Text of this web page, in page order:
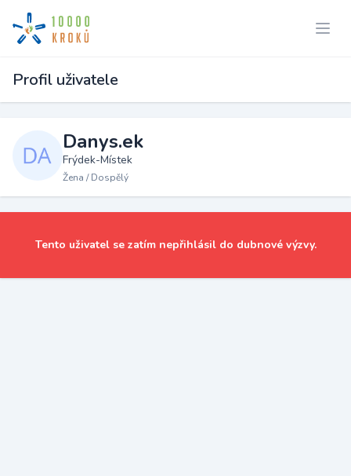
Profil uživatele
Danys.ek
Frýdek-Místek
Žena / Dospělý
Tento uživatel se zatím nepřihlásil do dubnové výzvy.